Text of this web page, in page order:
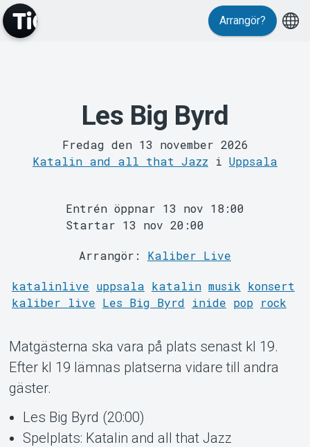
Evenemang
MyTickster
Support
Arrangör?
Les Big Byrd
Fredag den 13 november 2026
Katalin and all that Jazz i Uppsala
Entrén öppnar 13 nov 18:00
Startar 13 nov 20:00
Arrangör: Kaliber Live
katalinlive uppsala katalin musik konsert
kaliber live Les Big Byrd inide pop rock
Matgästerna ska vara på plats senast kl 19.
Efter kl 19 lämnas platserna vidare till andra
gäster.
Les Big Byrd (20:00)
Spelplats: Katalin and all that Jazz